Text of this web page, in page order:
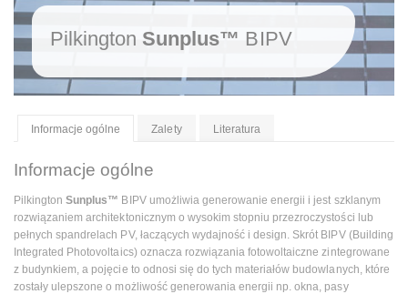
PilkingtonSunplus™ BIPV
Informacje ogólne Zalety Literatura
Informacje ogólne
PilkingtonSunplus™ BIPV umożliwia generowanie energii i jest szklanym
rozwiązaniem architektonicznym o wysokim stopniu przezroczystości lub
pełnych spandrelach PV, łaczących wydajność i design. Skrót BIPV (Building
Integrated Photovoltaics) oznacza rozwiązania fotowoltaiczne zintegrowane
z budynkiem, a pojęcie to odnosi się do tych materiałów budowlanych, które
zostały ulepszone o możliwość generowania energii np. okna, pasy